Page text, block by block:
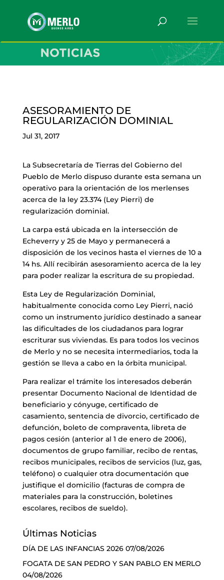
ASESORAMIENTO DE
REGULARIZACIÓN DOMINIAL
Jul 31, 2017
La Subsecretaría de Tierras del Gobierno del
Pueblo de Merlo dispuso durante esta semana un
operativo para la orientación de los merlenses
acerca de la ley 23.374 (Ley Pierri) de
regularización dominial.
La carpa está ubicada en la intersección de
Echeverry y 25 de Mayo y permanecerá a
disposición de los vecinos hasta el viernes de 10 a
14 hs. Allí recibirán asesoramiento acerca de la ley
para poder realizar la escritura de su propiedad.
Esta Ley de Regularización Dominial,
habitualmente conocida como Ley Pierri, nació
como un instrumento jurídico destinado a sanear
las dificultades de los ciudadanos para lograr
escriturar sus viviendas. Es para todos los vecinos
de Merlo y no se necesita intermediarios, toda la
gestión se lleva a cabo en la órbita municipal.
Para realizar el trámite los interesados deberán
presentar Documento Nacional de Identidad de
beneficiario y cónyuge, certificado de
casamiento, sentencia de divorcio, certificado de
defunción, boleto de compraventa, libreta de
pagos cesión (anterior al 1 de enero de 2006),
documentos de grupo familiar, recibo de rentas,
recibos municipales, recibos de servicios (luz, gas,
teléfono) o cualquier otra documentación que
justifique el domicilio (facturas de compra de
materiales para la construcción, boletines
escolares, recibos de sueldo).
Últimas Noticias
DÍA DE LAS INFANCIAS 2026 07/08/2026
FOGATA DE SAN PEDRO Y SAN PABLO EN MERLO
04/08/2026